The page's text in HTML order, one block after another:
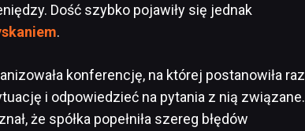
Dość szybko pojawiły się jednak
.
konferencję, na której postanowiła raz
i odpowiedzieć na pytania z nią związane.
że spółka popełniła szereg błędów